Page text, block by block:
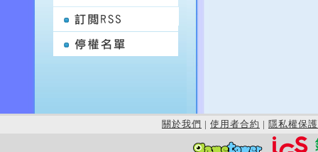
關於我們 | 使用者合約 | 隱私權保護